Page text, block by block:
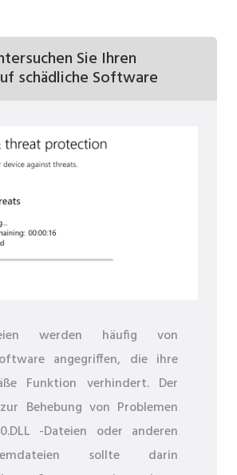
Sie Ihren
schädliche Software
werden häufig von
angegriffen, die ihre
Funktion verhindert. Der
Behebung von Problemen
-Dateien oder anderen
sollte darin